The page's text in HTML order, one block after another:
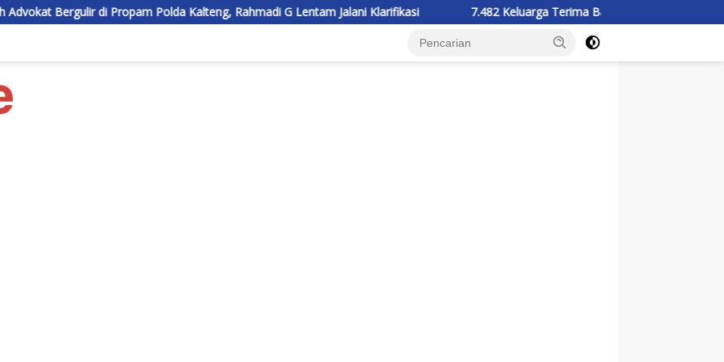
Polda Kalteng, Rahmadi G Lentam Jalani Klarifikasi 7.482 Keluarga Terima Bantuan Pangan KHBS